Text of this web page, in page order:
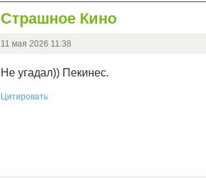
Страшное Кино
11 мая 2026 11:38
Не угадал)) Пекинес.
Цитировать